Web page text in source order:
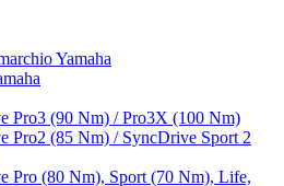
Yamaha
Pro3 (90 Nm) / Pro3X (100 Nm)
Pro2 (85 Nm) / SyncDrive Sport 2
Pro (80 Nm), Sport (70 Nm), Life,